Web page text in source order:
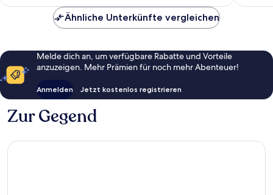
Ähnliche Unterkünfte vergleichen
Melde dich an, um verfügbare Rabatte und Vorteile
anzuzeigen. Mehr Prämien für noch mehr Abenteuer!
Anmelden Jetzt kostenlos registrieren
Zur Gegend